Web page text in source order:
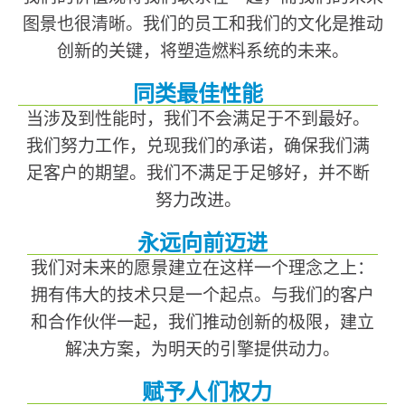
图景也很清晰。我们的员工和我们的文化是推动
创新的关键，将塑造燃料系统的未来。
同类最佳性能
当涉及到性能时，我们不会满足于不到最好。
我们努力工作，兑现我们的承诺，确保我们满
足客户的期望。我们不满足于足够好，并不断
努力改进。
永远向前迈进
我们对未来的愿景建立在这样一个理念之上：
拥有伟大的技术只是一个起点。与我们的客户
和合作伙伴一起，我们推动创新的极限，建立
解决方案，为明天的引擎提供动力。
赋予人们权力